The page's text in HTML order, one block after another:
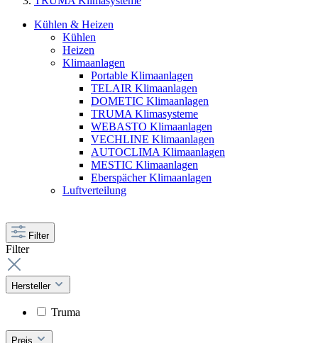
Kühlen & Heizen
Kühlen
Heizen
Klimaanlagen
Portable Klimaanlagen
TELAIR Klimaanlagen
DOMETIC Klimaanlagen
TRUMA Klimasysteme
WEBASTO Klimaanlagen
VECHLINE Klimaanlagen
AUTOCLIMA Klimaanlagen
MESTIC Klimaanlagen
Eberspächer Klimaanlagen
Luftverteilung
Filter
Filter
Hersteller
Truma
Preis